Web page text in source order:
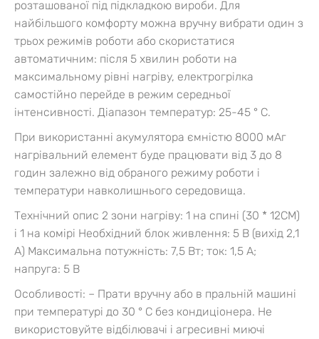
розташованої під підкладкою вироби. Для
найбільшого комфорту можна вручну вибрати один з
трьох режимів роботи або скористатися
автоматичним: після 5 хвилин роботи на
максимальному рівні нагріву, електрогрілка
самостійно перейде в режим середньої
інтенсивності. Діапазон температур: 25-45 ° C.
При використанні акумулятора ємністю 8000 мАг
нагрівальний елемент буде працювати від 3 до 8
годин залежно від обраного режиму роботи і
температури навколишнього середовища.
Технічний опис 2 зони нагріву: 1 на спині (30 * 12CM)
і 1 на комірі Необхідний блок живлення: 5 В (вихід 2,1
A) Максимальна потужність: 7,5 Вт; ток: 1,5 А;
напруга: 5 В
Особливості: – Прати вручну або в пральній машині
при температурі до 30 ° C без кондиціонера. Не
використовуйте відбілювачі і агресивні миючі